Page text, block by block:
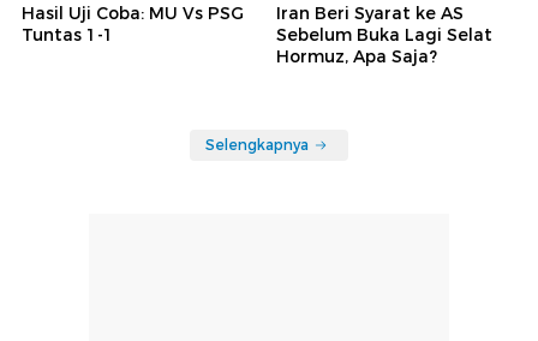
Hasil Uji Coba: MU Vs PSG
Tuntas 1-1
Iran Beri Syarat ke AS
Sebelum Buka Lagi Selat
Hormuz, Apa Saja?
Selengkapnya